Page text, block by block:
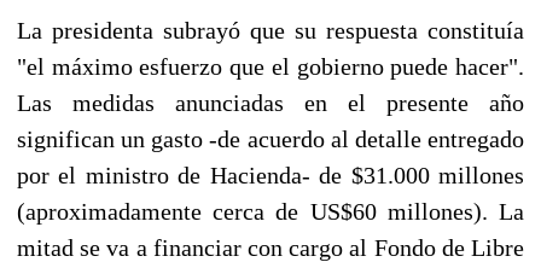
La presidenta subrayó que su respuesta constituía
"el máximo esfuerzo que el gobierno puede hacer".
Las medidas anunciadas en el presente año
significan un gasto -de acuerdo al detalle entregado
por el ministro de Hacienda- de $31.000 millones
(aproximadamente cerca de US$60 millones). La
mitad se va a financiar con cargo al Fondo de Libre